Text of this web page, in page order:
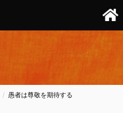
CURRENT:
愚者は尊敬を期待する